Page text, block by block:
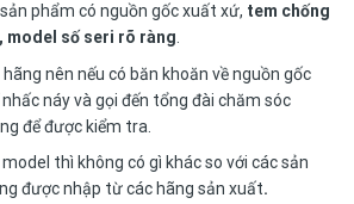
phẩm có nguồn gốc xuất xứ, tem chống
model số seri rõ ràng.
nên nếu có băn khoăn về nguồn gốc
náy và gọi đến tổng đài chăm sóc
để được kiểm tra.
thì không có gì khác so với các sản
được nhập từ các hãng sản xuất.